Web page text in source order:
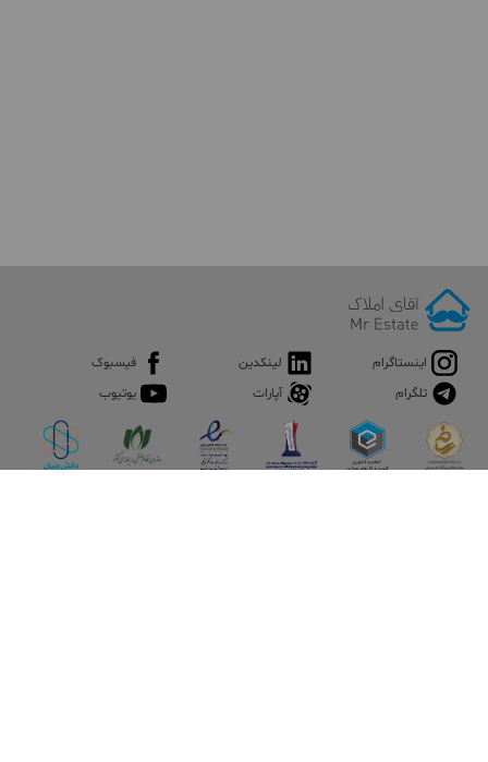
اینستاگرام لینکدین
فیسبوک
تلگرام
آپارات یوتیوب